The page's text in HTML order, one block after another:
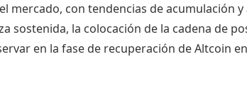
mercado, con tendencias de acumulación
sostenida, la colocación de la cadena de
en la fase de recuperación de Altcoin